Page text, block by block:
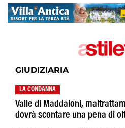
GIUDIZIARIA
LA CONDANNA
Valle di Maddaloni,
dovrà scontare una pena di